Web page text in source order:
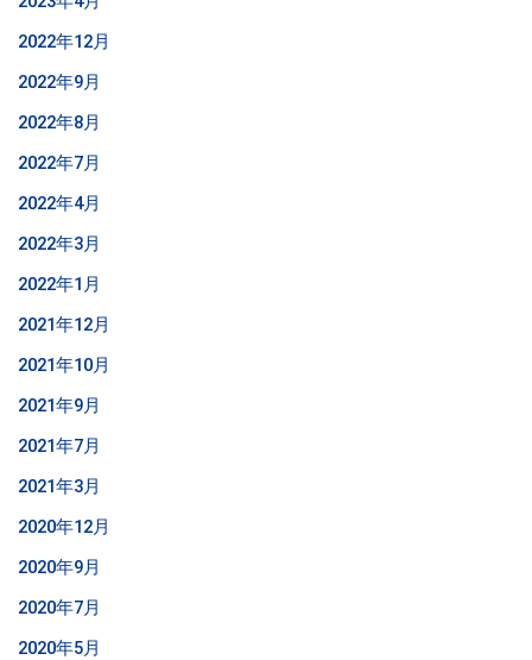
2022年12月
2022年9月
2022年8月
2022年7月
2022年4月
2022年3月
2022年1月
2021年12月
2021年10月
2021年9月
2021年7月
2021年3月
2020年12月
2020年9月
2020年7月
2020年5月